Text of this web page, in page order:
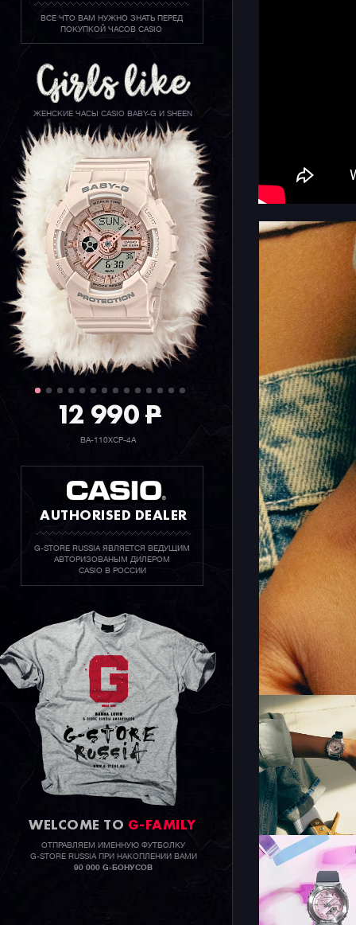
ВСЕ ЧТО ВАМ НУЖНО ЗНАТЬ ПЕРЕД
ПОКУПКОЙ ЧАСОВ CASIO
ЖЕНСКИЕ ЧАСЫ CASIO BABY-G И SHEEN
12 990P
BA-110XCP-4A
AUTHORISED DEALER
G-STORE RUSSIA ЯВЛЯЕТСЯ ВЕДУЩИМ
АВТОРИЗОВАНЫМ ДИЛЕРОМ
CASIO В РОССИИ
WELCOME TO G-FAMILY
ОТПРАВЛЯЕМ ИМЕННУЮ ФУТБОЛКУ
G-STORE RUSSIA ПРИ НАКОПЛЕНИИ ВАМИ
90 000 G-БОНУСОВ